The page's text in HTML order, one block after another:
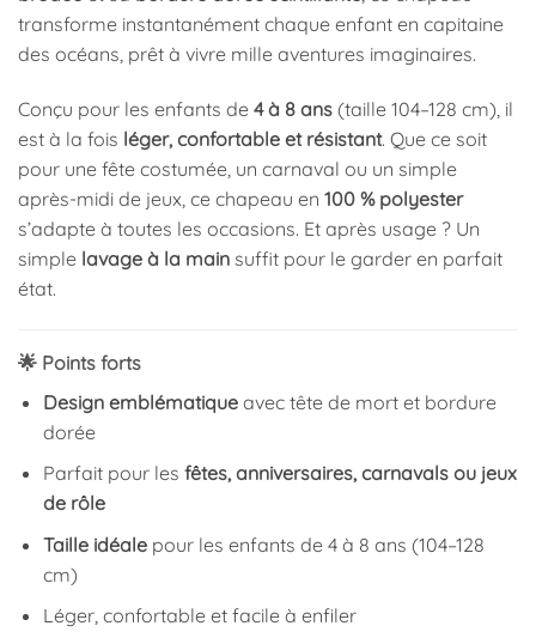
transforme instantanément chaque enfant en capitaine
des océans, prêt à vivre mille aventures imaginaires.
Conçu pour les enfants de 4 à 8 ans (taille 104–128 cm), il
est à la fois léger, confortable et résistant. Que ce soit
pour une fête costumée, un carnaval ou un simple
après-midi de jeux, ce chapeau en 100 % polyester
s’adapte à toutes les occasions. Et après usage ? Un
simple lavage à la main suffit pour le garder en parfait
état.
🌟 Points forts
Design emblématiqueavec tête de mort et bordure
dorée
Parfait pour les fêtes, anniversaires, carnavals ou jeux
de rôle
Taille idéalepour les enfants de 4 à 8 ans (104–128
cm)
Léger, confortable et facile à enfiler